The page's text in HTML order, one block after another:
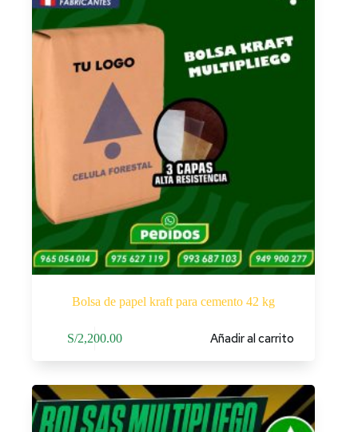
Bolsa de papel kraft para cemento 42 kg
S/2,200.00 Añadir al carrito